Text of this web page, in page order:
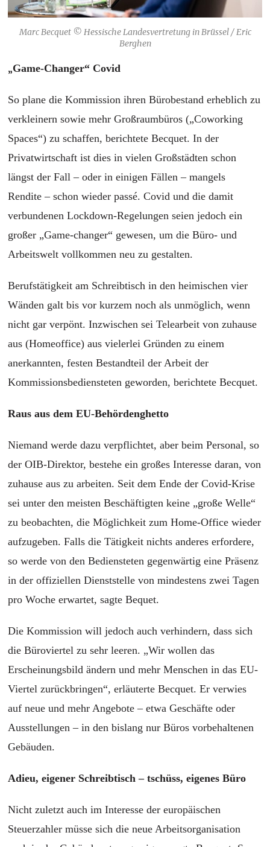
Marc Becquet © Hessische Landesvertretung in Brüssel / Eric
Berghen
„Game-Changer“ Covid
So plane die Kommission ihren Bürobestand erheblich zu
verkleinern sowie mehr Großraumbüros („Coworking
Spaces“) zu schaffen, berichtete Becquet. In der
Privatwirtschaft ist dies in vielen Großstädten schon
längst der Fall – oder in einigen Fällen – mangels
Rendite – schon wieder passé. Covid und die damit
verbundenen Lockdown-Regelungen seien jedoch ein
großer „Game-changer“ gewesen, um die Büro- und
Arbeitswelt vollkommen neu zu gestalten.
Berufstätigkeit am Schreibtisch in den heimischen vier
Wänden galt bis vor kurzem noch als unmöglich, wenn
nicht gar verpönt. Inzwischen sei Telearbeit von zuhause
aus (Homeoffice) aus vielerlei Gründen zu einem
anerkannten, festen Bestandteil der Arbeit der
Kommissionsbediensteten geworden, berichtete Becquet.
Raus aus dem EU-Behördenghetto
Niemand werde dazu verpflichtet, aber beim Personal, so
der OIB-Direktor, bestehe ein großes Interesse daran, von
zuhause aus zu arbeiten. Seit dem Ende der Covid-Krise
sei unter den meisten Beschäftigten keine „große Welle“
zu beobachten, die Möglichkeit zum Home-Office wieder
aufzugeben. Falls die Tätigkeit nichts anderes erfordere,
so werde von den Bediensteten gegenwärtig eine Präsenz
in der offiziellen Dienststelle von mindestens zwei Tagen
pro Woche erwartet, sagte Bequet.
Die Kommission will jedoch auch verhindern, dass sich
die Büroviertel zu sehr leeren. „Wir wollen das
Erscheinungsbild ändern und mehr Menschen in das EU-
Viertel zurückbringen“, erläuterte Becquet. Er verwies
auf neue und mehr Angebote – etwa Geschäfte oder
Ausstellungen – in den bislang nur Büros vorbehaltenen
Gebäuden.
Adieu, eigener Schreibtisch – tschüss, eigenes Büro
Nicht zuletzt auch im Interesse der europäischen
Steuerzahler müsse sich die neue Arbeitsorganisation